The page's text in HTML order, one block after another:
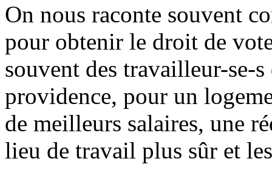
On nous raconte souvent
pour obtenir le droit de
souvent des travailleur-se-
providence, pour un
de meilleurs salaires, une
lieu de travail plus sûr et